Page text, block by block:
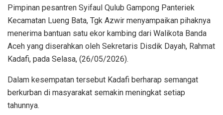
Pimpinan pesantren Syifaul Qulub Gampong Panteriek
Kecamatan Lueng Bata, Tgk Azwir menyampaikan pihaknya
menerima bantuan satu ekor kambing dari Walikota Banda
Aceh yang diserahkan oleh Sekretaris Disdik Dayah, Rahmat
Kadafi, pada Selasa, (26/05/2026).
Dalam kesempatan tersebut Kadafi berharap semangat
berkurban di masyarakat semakin meningkat setiap
tahunnya.